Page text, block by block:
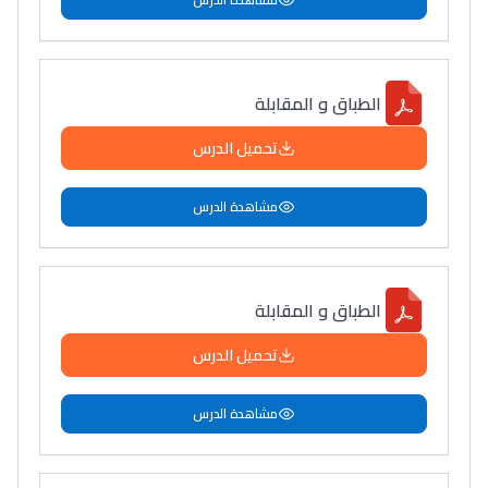
Lycée Maroc
الطباق و المقابلة
تحميل الدرس
مشاهدة الدرس
الطباق و المقابلة
تحميل الدرس
مشاهدة الدرس